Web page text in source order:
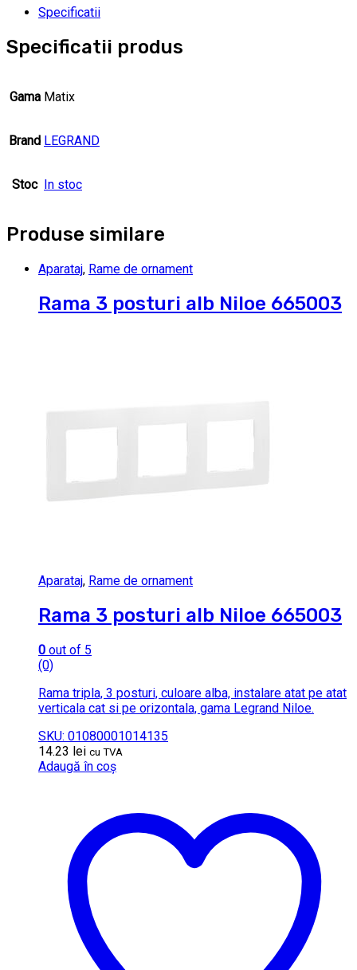
Specificatii
Specificatii produs
Gama Matix
Brand LEGRAND
Stoc In stoc
Produse similare
Aparataj, Rame de ornament
Rama 3 posturi alb Niloe 665003
Aparataj, Rame de ornament
Rama 3 posturi alb Niloe 665003
0 out of 5
(0)
Rama tripla, 3 posturi, culoare alba, instalare atat pe atat
verticala cat si pe orizontala, gama Legrand Niloe.
SKU: 01080001014135
14.23 lei cu TVA
Adaugă în coș